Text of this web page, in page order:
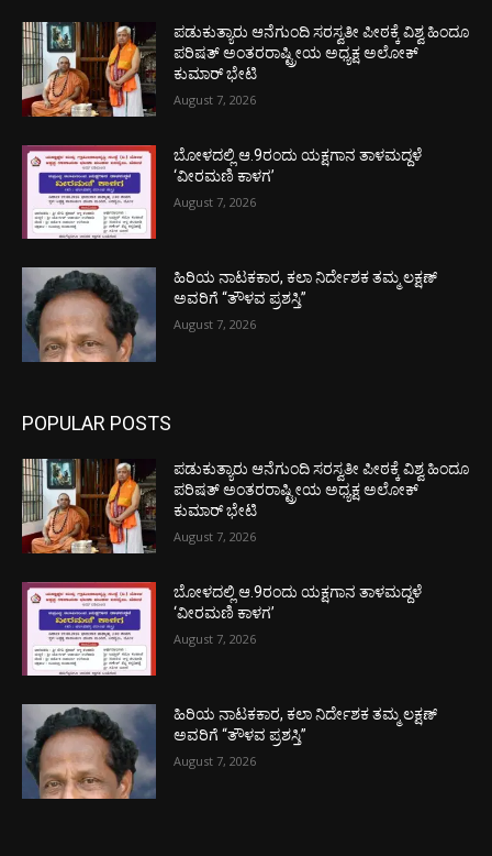
ಪಡುಕುತ್ಯಾರು ಆನೆಗುಂದಿ ಸರಸ್ವತೀ ಪೀಠಕ್ಕೆ ವಿಶ್ವ ಹಿಂದೂ
ಪರಿಷತ್ ಅಂತರರಾಷ್ಟ್ರೀಯ ಅಧ್ಯಕ್ಷ ಅಲೋಕ್
ಕುಮಾರ್ ಭೇಟಿ
August 7, 2026
ಬೋಳದಲ್ಲಿ ಆ.9ರಂದು ಯಕ್ಷಗಾನ ತಾಳಮದ್ದಳೆ
‘ವೀರಮಣಿ ಕಾಳಗ’
August 7, 2026
ಹಿರಿಯ ನಾಟಕಕಾರ, ಕಲಾ ನಿರ್ದೇಶಕ ತಮ್ಮ ಲಕ್ಷಣ್
ಅವರಿಗೆ “ತೌಳವ ಪ್ರಶಸ್ತಿ”
August 7, 2026
POPULAR POSTS
ಪಡುಕುತ್ಯಾರು ಆನೆಗುಂದಿ ಸರಸ್ವತೀ ಪೀಠಕ್ಕೆ ವಿಶ್ವ ಹಿಂದೂ
ಪರಿಷತ್ ಅಂತರರಾಷ್ಟ್ರೀಯ ಅಧ್ಯಕ್ಷ ಅಲೋಕ್
ಕುಮಾರ್ ಭೇಟಿ
August 7, 2026
ಬೋಳದಲ್ಲಿ ಆ.9ರಂದು ಯಕ್ಷಗಾನ ತಾಳಮದ್ದಳೆ
‘ವೀರಮಣಿ ಕಾಳಗ’
August 7, 2026
ಹಿರಿಯ ನಾಟಕಕಾರ, ಕಲಾ ನಿರ್ದೇಶಕ ತಮ್ಮ ಲಕ್ಷಣ್
ಅವರಿಗೆ “ತೌಳವ ಪ್ರಶಸ್ತಿ”
August 7, 2026